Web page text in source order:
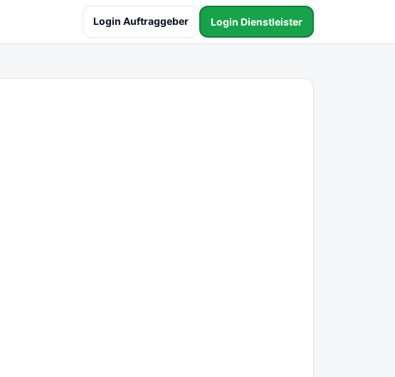
Login Auftraggeber Login Dienstleister